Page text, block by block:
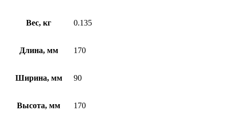
Вес, кг 0.135
Длина, мм 170
Ширина, мм 90
Высота, мм 170